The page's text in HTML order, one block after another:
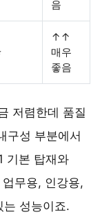
음
↑↑
매우
좋음
저렴한데 품질
구성 부분에서
기본 탑재와
무용, 인강용,
는 성능이죠.